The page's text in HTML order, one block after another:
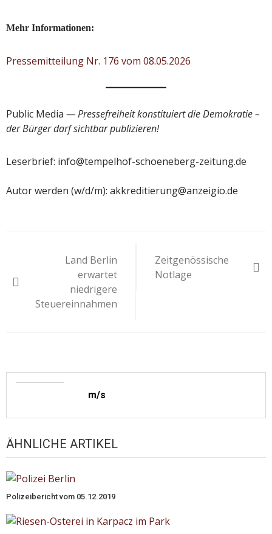
Mehr Informationen:
Pressemitteilung Nr. 176 vom 08.05.2026
Public Media — Pressefreiheit konstituiert die Demokratie –
der Bürger darf sichtbar publizieren!
Leserbrief: info@tempelhof-schoeneberg-zeitung.de
Autor werden (w/d/m): akkreditierung@anzeigio.de
Land Berlin
erwartet
niedrigere
Steuereinnahmen
Zeitgenössische
Notlage
m/s
ÄHNLICHE ARTIKEL
Polizeibericht vom 05.12.2019